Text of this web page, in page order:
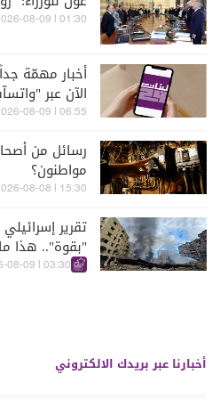
01:30 | 2026-08-09
الآن عبر
06:55 | 2026-08-09
رسائل من
مواطنون؟
15:30 | 2026-08-08
تقرير
"بقوة".. هذا
03:30 | 2026-08-09
أخبارنا عبر بريدك الالكتروني